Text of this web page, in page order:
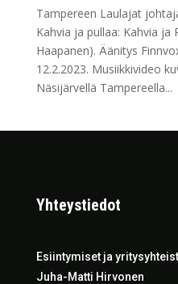
Tampereen Laulajat
Kahvia ja pullaa: Kahvia ja
Haapanen). Äänitys
12.2.2023. Musiikkivideo
Näsijärvellä Tampereella...
Yhteystiedot
Esiintymiset ja
Juha-Matti Hirvonen